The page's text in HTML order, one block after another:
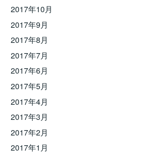
2017年10月
2017年9月
2017年8月
2017年7月
2017年6月
2017年5月
2017年4月
2017年3月
2017年2月
2017年1月